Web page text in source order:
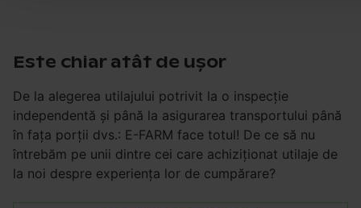
Este chiar atât de uşor
De la alegerea utilajului potrivit la o inspecţie
independentă şi până la asigurarea transportului până
în faţa porţii dvs.: E-FARM face totul! De ce să nu
întrebăm pe unii dintre cei care achiziţionat utilaje de
la noi despre experienţa lor de cumpărare?